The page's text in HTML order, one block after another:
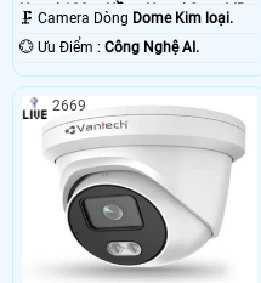
Ngoại 100m Hồng Ngoại Smart IR.
🗜️ Camera Dòng Dome Kim loại.
️💮 Ưu Điểm : Công Nghệ AI.
2669